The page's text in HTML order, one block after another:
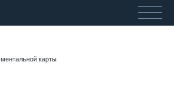
ментальной карты